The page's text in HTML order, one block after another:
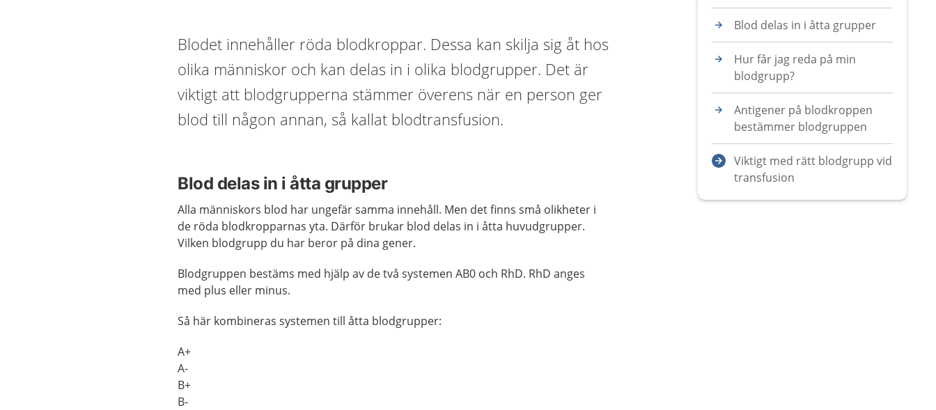
Blodet innehåller röda blodkroppar. Dessa kan skilja sig åt hos
olika människor och kan delas in i olika blodgrupper. Det är
viktigt att blodgrupperna stämmer överens när en person ger
blod till någon annan, så kallat blodtransfusion.
Blod delas in i åtta grupper
Alla människors blod har ungefär samma innehåll. Men det finns små olikheter i
de röda blodkropparnas yta. Därför brukar blod delas in i åtta huvudgrupper.
Vilken blodgrupp du har beror på dina gener.
Blodgruppen bestäms med hjälp av de två systemen AB0 och RhD. RhD anges
med plus eller minus.
Så här kombineras systemen till åtta blodgrupper:
A+
A-
B+
B-
Blod delas in i åtta grupper
Hur får jag reda på min
blodgrupp?
Antigener på blodkroppen
bestämmer blodgruppen
Viktigt med rätt blodgrupp vid
transfusion